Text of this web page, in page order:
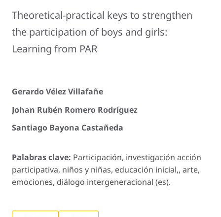
Theoretical-practical keys to strengthen
the participation of boys and girls:
Learning from PAR
Gerardo Vélez Villafañe
Johan Rubén Romero Rodríguez
Santiago Bayona Castañeda
Palabras clave: Participación, investigación acción
participativa, niños y niñas, educación inicial,, arte,
emociones, diálogo intergeneracional (es).